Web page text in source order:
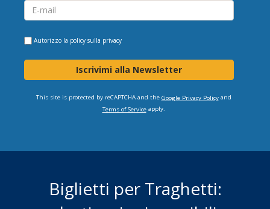
Autorizzo la policy sulla privacy
Iscrivimi alla Newsletter
This site is protected by reCAPTCHA and the Google Privacy Policyand
Terms of Serviceapply.
Biglietti per Traghetti: